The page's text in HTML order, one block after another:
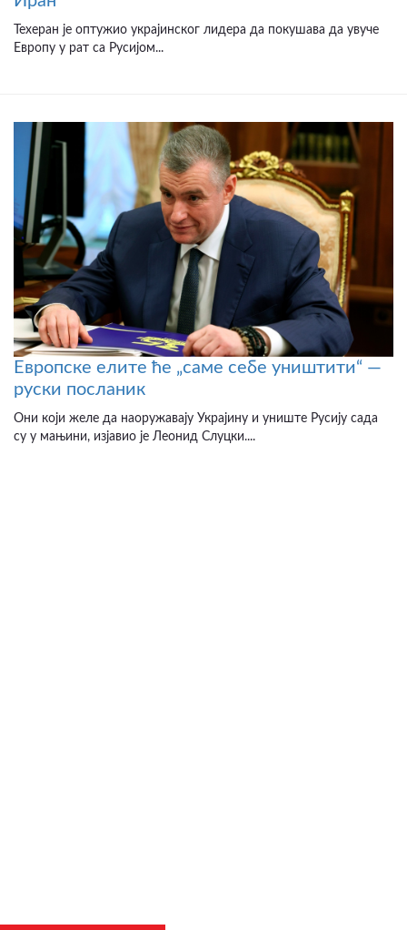
Техеран је оптужио украјинског лидера да покушава да увуче
Европу у рат са Русијом...
Европске елите ће „саме себе уништити“ —
руски посланик
Они који желе да наоружавају Украјину и униште Русију сада
су у мањини, изјавио је Леонид Слуцки....